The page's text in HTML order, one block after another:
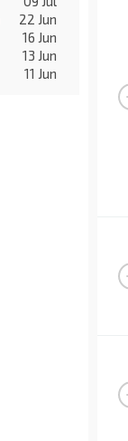
22 Jun
16 Jun
13 Jun
11 Jun